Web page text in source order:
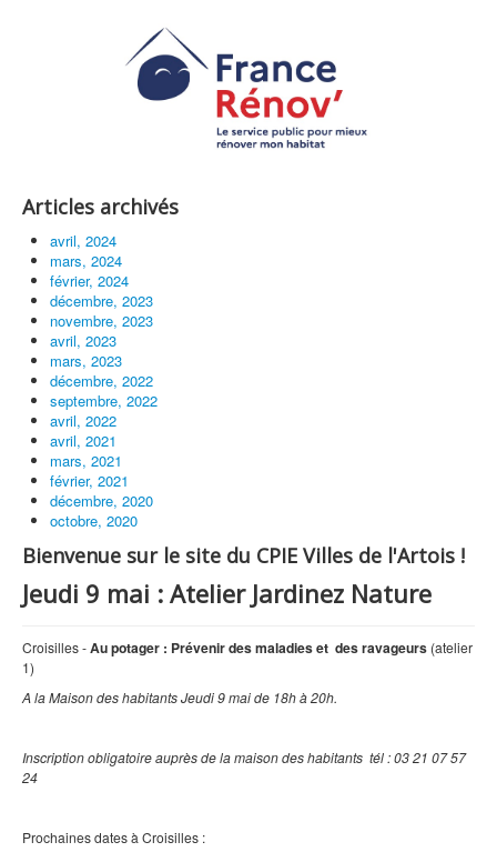
Articles archivés
avril, 2024
mars, 2024
février, 2024
décembre, 2023
novembre, 2023
avril, 2023
mars, 2023
décembre, 2022
septembre, 2022
avril, 2022
avril, 2021
mars, 2021
février, 2021
décembre, 2020
octobre, 2020
Bienvenue sur le site du CPIE Villes de l'Artois !
Jeudi 9 mai : Atelier Jardinez Nature
Croisilles -Au potager : Prévenir des maladies et des ravageurs (atelier
1)
A la Maison des habitants Jeudi 9 maide 18h à 20h.
Inscription obligatoire auprès de la maison des habitants tél :03 21 07 57
24
Prochaines dates à Croisilles :